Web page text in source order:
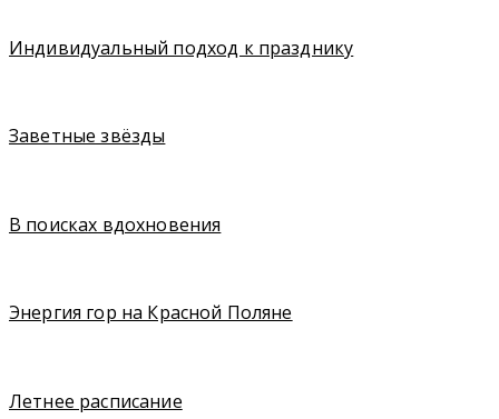
Индивидуальный подход к празднику
Заветные звёзды
В поисках вдохновения
Энергия гор на Красной Поляне
Летнее расписание